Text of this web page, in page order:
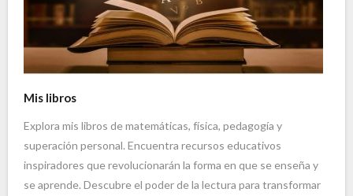
Mis libros
Explora mis libros de matemáticas, física, pedagogía y
superación personal. Encuentra recursos educativos
inspiradores que revolucionarán la forma en que se enseña y
se aprende. Descubre el poder de la lectura para transformar